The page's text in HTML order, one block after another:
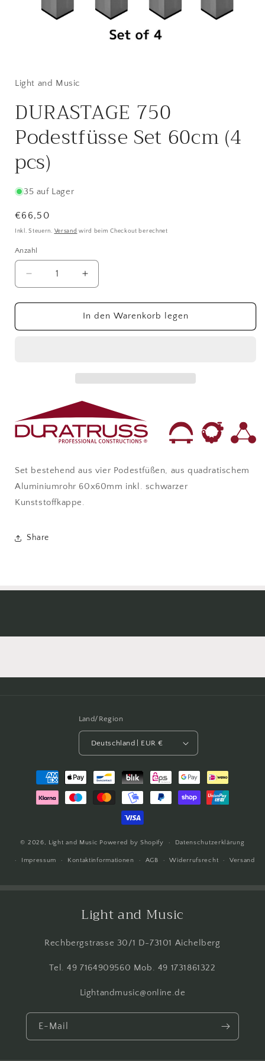
Modal
öffnen
Light and Music
DURASTAGE 750
Podestfüsse Set 60cm (4
pcs)
35 auf Lager
Normaler
Preis
€66,50
Inkl. Steuern. Versand wird beim Checkout berechnet
Anzahl
Anzahl
Verringere
die
Menge
DURASTAGE
Erhöhe
die
Menge
für
DURASTAGE
pcs)
In den Warenkorb legen
Set bestehend aus vier Podestfüßen, aus quadratischem
Aluminiumrohr 60x60mm inkl. schwarzer
Kunststoffkappe.
Share
Land/Region
Deutschland | EUR €
Zahlungsmethoden
© 2026, Light and Music Powered by Shopify Datenschutzerklärung
Impressum Kontaktinformationen AGB Widerrufsrecht Versand
Light and Music
Rechbergstrasse 30/1 D-73101 Aichelberg
Tel. 49 7164909560 Mob. 49 1731861322
Lightandmusic@online.de
E-Mail